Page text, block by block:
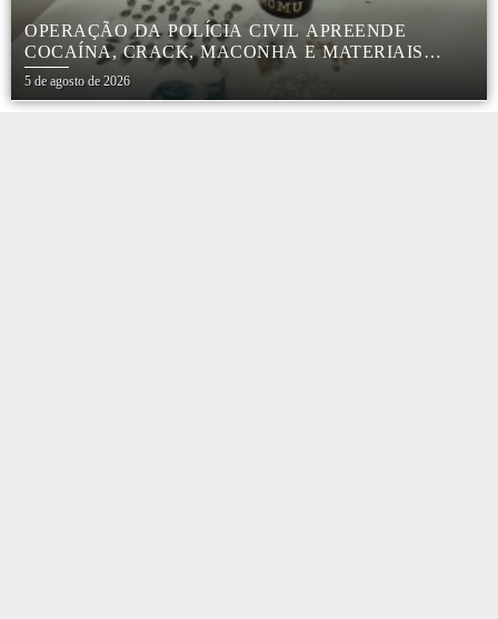
OPERAÇÃO DA POLÍCIA CIVIL APREENDE
COCAÍNA, CRACK, MACONHA E MATERIAIS
PARA EMBALAR DROGAS EM BOTUCATU
5 de agosto de 2026